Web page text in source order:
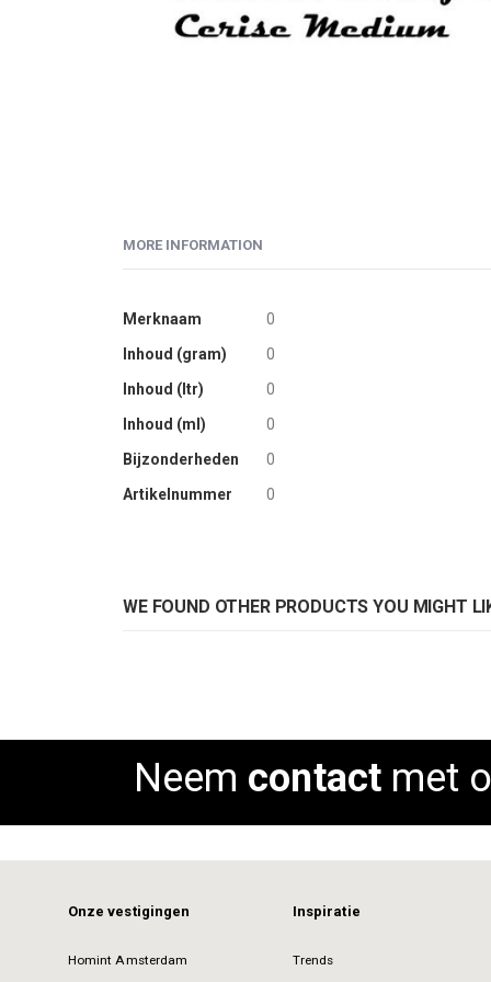
the
images
gallery
MORE INFORMATION
More
Merknaam
0
Inhoud (gram)
0
Inhoud (ltr)
0
Inhoud (ml)
0
Bijzonderheden
0
Artikelnummer
0
WE FOUND OTHER PRODUCTS YOU MIGHT
Neem contactmet
Onze vestigingen
Homint Amsterdam
Inspiratie
Trends